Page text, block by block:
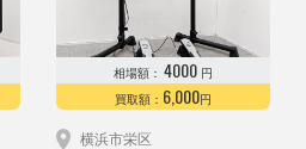
相場額： 4000 円
買取額： 6,000円
横浜市栄区